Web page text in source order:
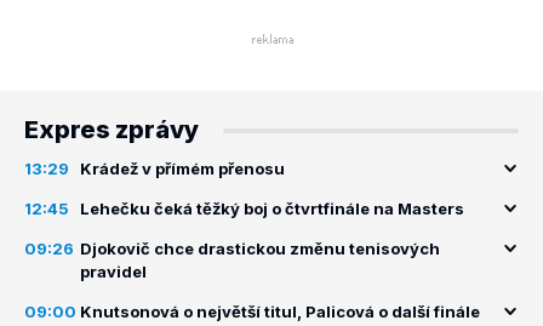
Expres zprávy
13:29 Krádež v přímém přenosu
12:45 Lehečku čeká těžký boj o čtvrtfinále na Masters
09:26 Djokovič chce drastickou změnu tenisových
pravidel
09:00 Knutsonová o největší titul, Palicová o další finále